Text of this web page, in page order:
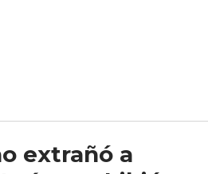
extrañó a